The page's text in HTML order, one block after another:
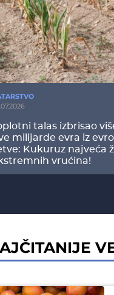
talas izbrisao
milijarde evra iz
Kukuruz najveća
vrućina!